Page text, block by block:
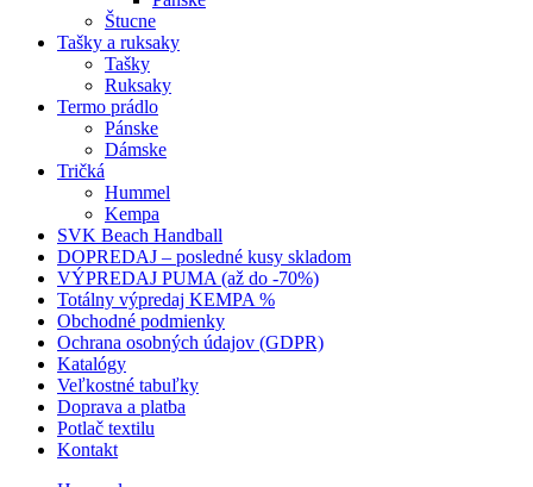
Štucne
Tašky a ruksaky
Tašky
Ruksaky
Termo prádlo
Pánske
Dámske
Tričká
Hummel
Kempa
SVK Beach Handball
DOPREDAJ – posledné kusy skladom
VÝPREDAJ PUMA (až do -70%)
Totálny výpredaj KEMPA %
Obchodné podmienky
Ochrana osobných údajov (GDPR)
Katalógy
Veľkostné tabuľky
Doprava a platba
Potlač textilu
Kontakt